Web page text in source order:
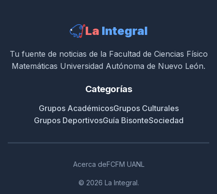
La Integral
Tu fuente de noticias de la Facultad de Ciencias Físico
Matemáticas Universidad Autónoma de Nuevo León.
Categorías
Grupos AcadémicosGrupos Culturales
Grupos DeportivosGuía BisonteSociedad
Acerca deFCFM UANL
© 2026 La Integral.